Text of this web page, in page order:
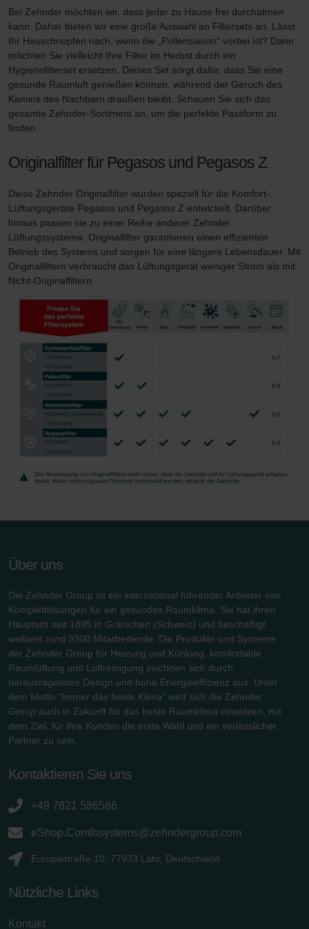
Zehnder Group Deutschland GmbH
Bei Zehnder möchten wir, dass jeder zu Hause frei durchatmen
kann. Daher bieten wir eine große Auswahl an Filtersets an. Lässt
Ihr Heuschnupfen nach, wenn die „Pollensaison“ vorbei ist? Dann
möchten Sie vielleicht Ihre Filter im Herbst durch ein
Hygienefilterset ersetzen. Dieses Set sorgt dafür, dass Sie eine
gesunde Raumluft genießen können, während der Geruch des
Kamins des Nachbarn draußen bleibt. Schauen Sie sich das
gesamte Zehnder-Sortiment an, um die perfekte Passform zu
finden.
Originalfilter für Pegasos und Pegasos Z
Diese Zehnder Originalfilter wurden speziell für die Komfort-
Lüftungsgeräte Pegasos und Pegasos Z entwickelt. Darüber
hinaus passen sie zu einer Reihe anderer Zehnder
Lüftungssysteme. Originalfilter garantieren einen effizienten
Betrieb des Systems und sorgen für eine längere Lebensdauer. Mit
Originalfiltern verbraucht das Lüftungsgerät weniger Strom als mit
Nicht-Originalfiltern.
Über uns
Die Zehnder Group ist ein international führender Anbieter von
Komplettlösungen für ein gesundes Raumklima. Sie hat ihren
Hauptsitz seit 1895 in Gränichen (Schweiz) und beschäftigt
weltweit rund 3300 Mitarbeitende. Die Produkte und Systeme
der Zehnder Group für Heizung und Kühlung, komfortable
Raumlüftung und Luftreinigung zeichnen sich durch
herausragendes Design und hohe Energieeffizienz aus. Unter
dem Motto "Immer das beste Klima" wird sich die Zehnder
Group auch in Zukunft für das beste Raumklima einsetzen, mit
dem Ziel, für ihre Kunden die erste Wahl und ein verlässlicher
Partner zu sein.
Kontaktieren Sie uns
+49 7821 586586
eShop.Comfosystems@zehndergroup.com
Europastraße 10, 77933 Lahr, Deutschland
Nützliche Links
Kontakt